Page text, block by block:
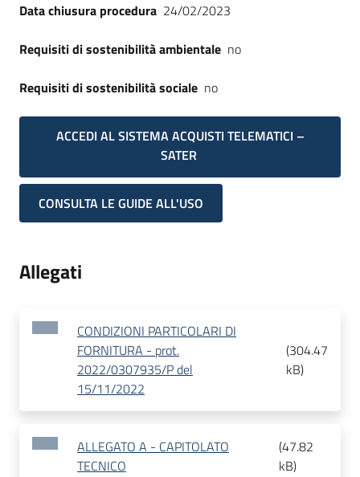
Data chiusura procedura 24/02/2023
Requisiti di sostenibilità ambientale no
Requisiti di sostenibilità sociale no
ACCEDI AL SISTEMA ACQUISTI TELEMATICI –
SATER
CONSULTA LE GUIDE ALL'USO
Allegati
CONDIZIONI PARTICOLARI DI
FORNITURA - prot.
2022/0307935/P del
15/11/2022
(304.47
kB)
ALLEGATO A - CAPITOLATO
TECNICO
(47.82
kB)